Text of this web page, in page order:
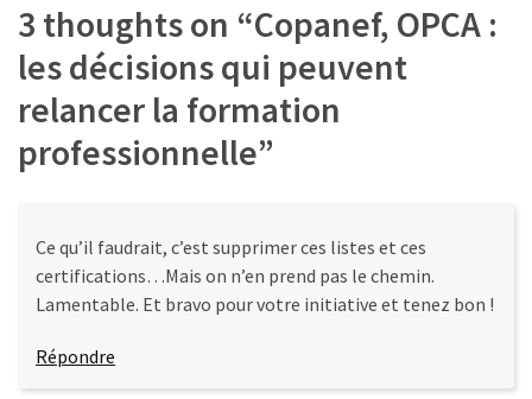
3 thoughts on “Copanef, OPCA :
les décisions qui peuvent
relancer la formation
professionnelle”
Ce qu’il faudrait, c’est supprimer ces listes et ces
certifications…Mais on n’en prend pas le chemin.
Lamentable. Et bravo pour votre initiative et tenez bon !
Répondre